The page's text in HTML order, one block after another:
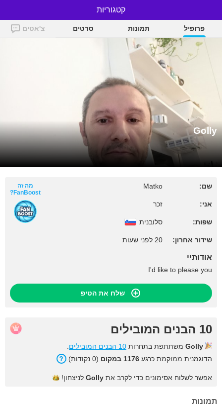
Golly
פרופיל תמונות סרטים צ'אטים
Golly
שם: Matko
אני: זכר
שפות: סלובנית
שידור אחרון: 20 לפני שעות
מה זה
FanBoost?
אודותיי
I'd like to please you
שלח את הטיפ
10 הבנים המובילים
Golly משתתפת בתחרות 10 הבנים המובילים
הדוגמנית ממוקמת כרגע 1176 במקום (0 נקודות).
אפשר לשלוח אסימונים כדי לקרב את Golly לניצחון!
תמונות
קטגוריות